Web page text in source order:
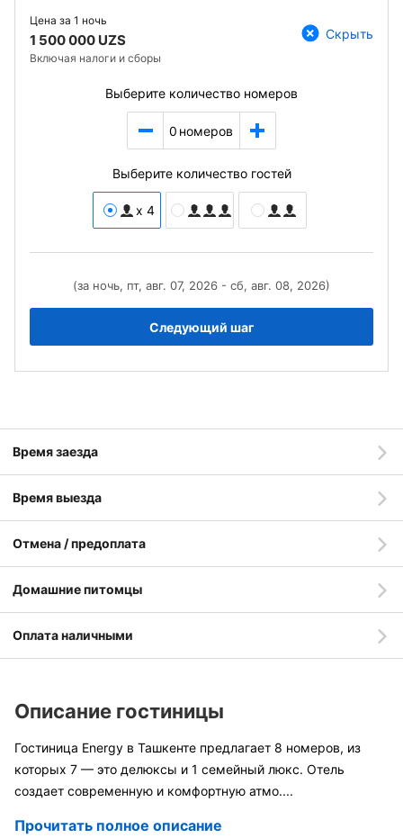
Цена за 1 ночь
1 500 000 UZS
Включая налоги и сборы
Скрыть
Выберите количество номеров
0 номеров
Выберите количество гостей
x 4
(за ночь, пт, авг. 07, 2026 - сб, авг. 08, 2026)
Следующий шаг
Время заезда
Время выезда
Отмена / предоплата
Домашние питомцы
Оплата наличными
Описание гостиницы
Гостиница Energy в Ташкенте предлагает 8 номеров, из
которых 7 — это делюксы и 1 семейный люкс. Отель
создает современную и комфортную атмо....
Прочитать полное описание